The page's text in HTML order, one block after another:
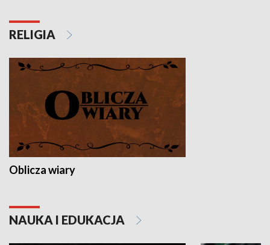
RELIGIA
Oblicza wiary
NAUKA I EDUKACJA